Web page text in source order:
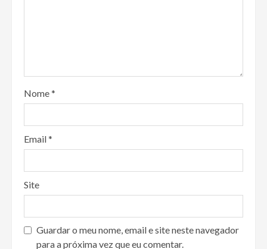
Nome*
Email*
Site
Guardar o meu nome, email e site neste navegador
para a próxima vez que eu comentar.